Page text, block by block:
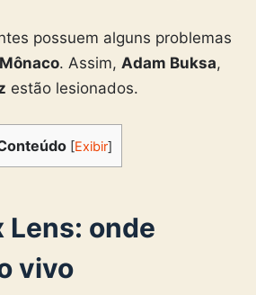
possuem alguns problemas
Mônaco. Assim, Adam Buksa,
estão lesionados.
[Exibir]
Lens: onde
vivo